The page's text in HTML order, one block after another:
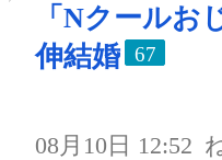
「Nクールお
伸結婚
67
08月10日 12:52